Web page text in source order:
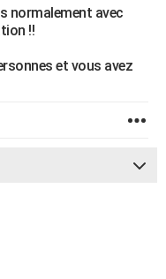
normalement avec
!!
et vous avez